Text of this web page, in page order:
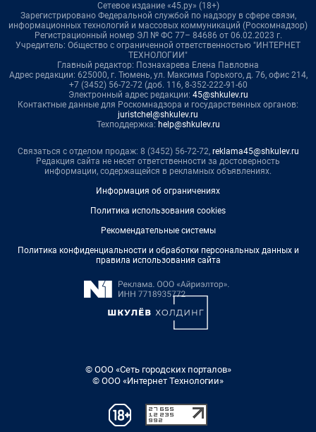
Сетевое издание «45.ру» (18+)
Зарегистрировано Федеральной службой по надзору в сфере связи,
информационных технологий и массовых коммуникаций (Роскомнадзор)
Регистрационный номер ЭЛ № ФС 77– 84686 от 06.02.2023 г.
Учредитель: Общество с ограниченной ответственностью "ИНТЕРНЕТ
ТЕХНОЛОГИИ"
Главный редактор: Познахарева Елена Павловна
Адрес редакции: 625000, г. Тюмень, ул. Максима Горького, д. 76, офис 214,
+7 (3452) 56-72-72 (доб. 116, 8-352-222-91-60
Электронный адрес редакции: 45@shkulev.ru
Контактные данные для Роскомнадзора и государственных органов:
juristchel@shkulev.ru
Техподдержка: help@shkulev.ru
Связаться с отделом продаж: 8 (3452) 56-72-72, reklama45@shkulev.ru
Редакция сайта не несет ответственности за достоверность
информации, содержащейся в рекламных объявлениях.
Информация об ограничениях
Политика использования cookies
Рекомендательные системы
Политика конфиденциальности и обработки персональных данных и
правила использования сайта
© ООО «Сеть городских порталов»
© ООО «Интернет Технологии»